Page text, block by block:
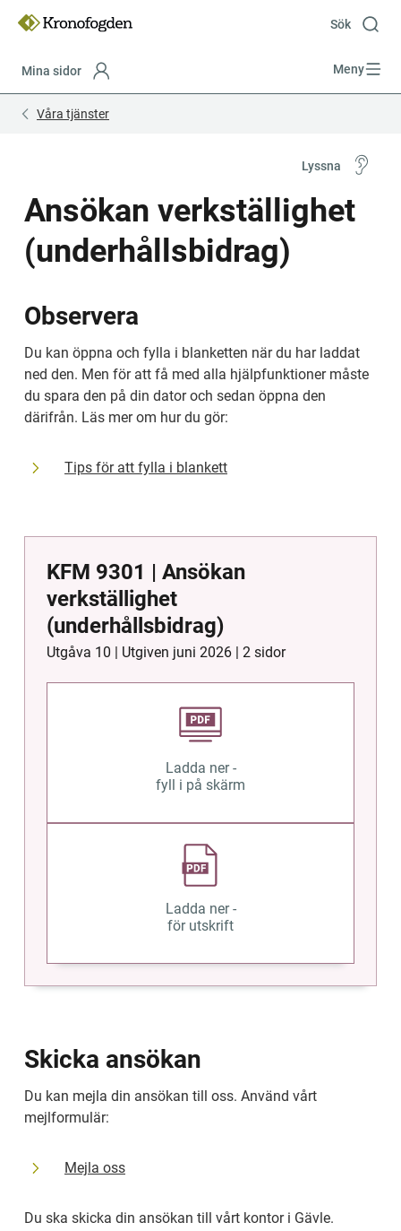
innehåll
Sök
Mina sidor Meny
Våra tjänster
Lyssna
Ansökan verkställighet
(underhållsbidrag)
Observera
Du kan öppna och fylla i blanketten när du har laddat
ned den. Men för att få med alla hjälpfunktioner måste
du spara den på din dator och sedan öppna den
därifrån. Läs mer om hur du gör:
Tips för att fylla i blankett
KFM 9301 | Ansökan
verkställighet
(underhållsbidrag)
Utgåva 10 | Utgiven juni 2026 | 2 sidor
Ladda ner -
fyll i på skärm
Ladda ner -
för utskrift
Skicka ansökan
Du kan mejla din ansökan till oss. Använd vårt
mejlformulär:
Mejla oss
Du ska skicka din ansökan till vårt kontor i Gävle.
start
end